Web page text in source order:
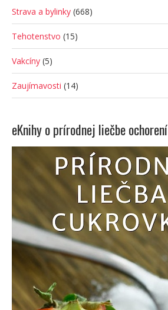
Strava a bylinky (668)
Tehotenstvo (15)
Vakcíny (5)
Zaujímavosti (14)
eKnihy o prírodnej liečbe ochorení